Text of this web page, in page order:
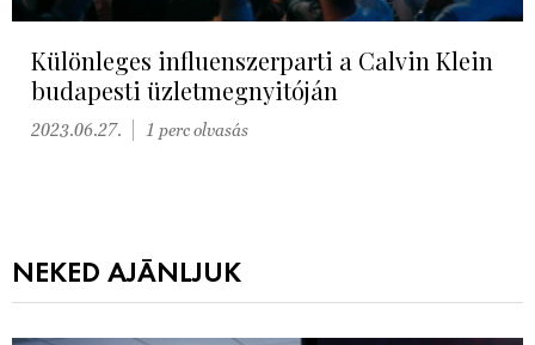
Különleges influenszerparti a Calvin Klein
budapesti üzletmegnyitóján
2023.06.27. 1 perc olvasás
NEKED AJÁNLJUK